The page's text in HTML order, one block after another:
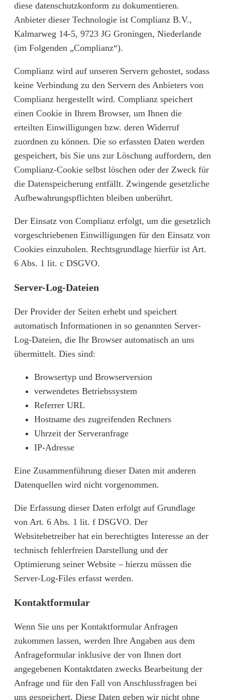
diese datenschutzkonform zu dokumentieren.
Anbieter dieser Technologie ist Complianz B.V.,
Kalmarweg 14-5, 9723 JG Groningen, Niederlande
(im Folgenden „Complianz“).
Complianz wird auf unseren Servern gehostet, sodass
keine Verbindung zu den Servern des Anbieters von
Complianz hergestellt wird. Complianz speichert
einen Cookie in Ihrem Browser, um Ihnen die
erteilten Einwilligungen bzw. deren Widerruf
zuordnen zu können. Die so erfassten Daten werden
gespeichert, bis Sie uns zur Löschung auffordern, den
Complianz-Cookie selbst löschen oder der Zweck für
die Datenspeicherung entfällt. Zwingende gesetzliche
Aufbewahrungspflichten bleiben unberührt.
Der Einsatz von Complianz erfolgt, um die gesetzlich
vorgeschriebenen Einwilligungen für den Einsatz von
Cookies einzuholen. Rechtsgrundlage hierfür ist Art.
6 Abs. 1 lit. c DSGVO.
Server-Log-Dateien
Der Provider der Seiten erhebt und speichert
automatisch Informationen in so genannten Server-
Log-Dateien, die Ihr Browser automatisch an uns
übermittelt. Dies sind:
Browsertyp und Browserversion
verwendetes Betriebssystem
Referrer URL
Hostname des zugreifenden Rechners
Uhrzeit der Serveranfrage
IP-Adresse
Eine Zusammenführung dieser Daten mit anderen
Datenquellen wird nicht vorgenommen.
Die Erfassung dieser Daten erfolgt auf Grundlage
von Art. 6 Abs. 1 lit. f DSGVO. Der
Websitebetreiber hat ein berechtigtes Interesse an der
technisch fehlerfreien Darstellung und der
Optimierung seiner Website – hierzu müssen die
Server-Log-Files erfasst werden.
Kontaktformular
Wenn Sie uns per Kontaktformular Anfragen
zukommen lassen, werden Ihre Angaben aus dem
Anfrageformular inklusive der von Ihnen dort
angegebenen Kontaktdaten zwecks Bearbeitung der
Anfrage und für den Fall von Anschlussfragen bei
uns gespeichert. Diese Daten geben wir nicht ohne